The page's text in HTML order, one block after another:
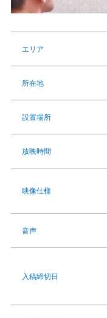
エリア
所在地
設置場所
放映時間
映像仕様
音声
入稿締切日